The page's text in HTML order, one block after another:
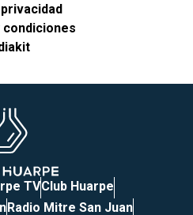
TVClub Huarpe
Radio Mitre San Juan